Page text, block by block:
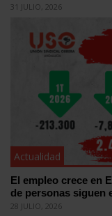
31 JULIO, 2026
Actualidad
El empleo crece en
de personas siguen
28 JULIO, 2026